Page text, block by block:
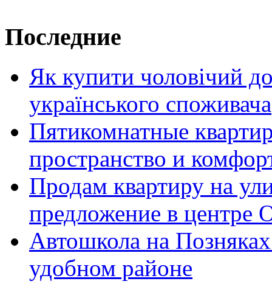
Последние
Як купити чоловічий
українського споживача
Пятикомнатные
пространство и
Продам квартиру на
предложение в центре
Автошкола на
удобном районе